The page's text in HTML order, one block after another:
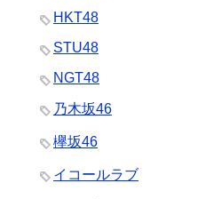
HKT48
STU48
NGT48
乃木坂46
欅坂46
イコールラブ